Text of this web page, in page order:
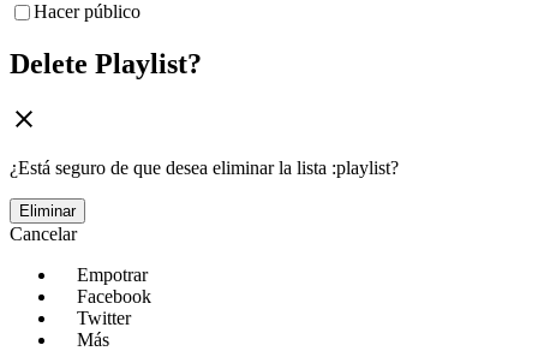
Hacer público
Delete Playlist?
¿Está seguro de que desea eliminar la lista :playlist?
Eliminar
Cancelar
Empotrar
Facebook
Twitter
Más